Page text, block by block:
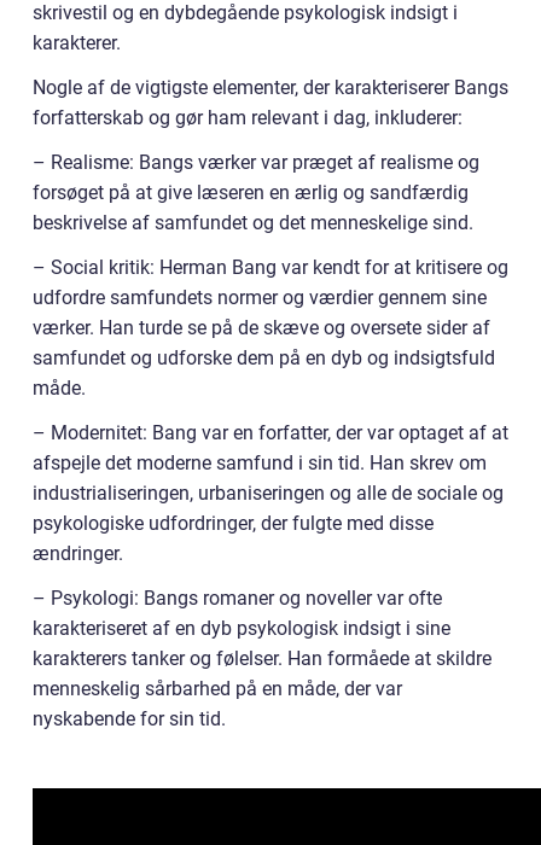
skrivestil og en dybdegående psykologisk indsigt i
karakterer.
Nogle af de vigtigste elementer, der karakteriserer Bangs
forfatterskab og gør ham relevant i dag, inkluderer:
– Realisme: Bangs værker var præget af realisme og
forsøget på at give læseren en ærlig og sandfærdig
beskrivelse af samfundet og det menneskelige sind.
– Social kritik: Herman Bang var kendt for at kritisere og
udfordre samfundets normer og værdier gennem sine
værker. Han turde se på de skæve og oversete sider af
samfundet og udforske dem på en dyb og indsigtsfuld
måde.
– Modernitet: Bang var en forfatter, der var optaget af at
afspejle det moderne samfund i sin tid. Han skrev om
industrialiseringen, urbaniseringen og alle de sociale og
psykologiske udfordringer, der fulgte med disse
ændringer.
– Psykologi: Bangs romaner og noveller var ofte
karakteriseret af en dyb psykologisk indsigt i sine
karakterers tanker og følelser. Han formåede at skildre
menneskelig sårbarhed på en måde, der var
nyskabende for sin tid.